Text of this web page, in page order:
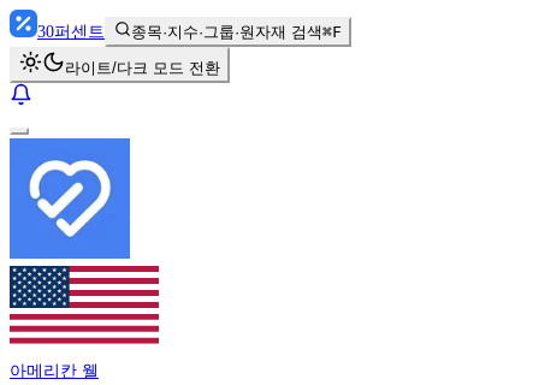
30퍼센트 종목·지수·그룹·원자재 검색⌘F
라이트/다크 모드 전환
아메리칸 웰